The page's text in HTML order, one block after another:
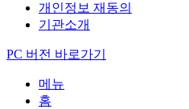
개인정보 재동의
기관소개
PC 버전 바로가기
메뉴
홈